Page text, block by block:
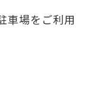
車場をご利用